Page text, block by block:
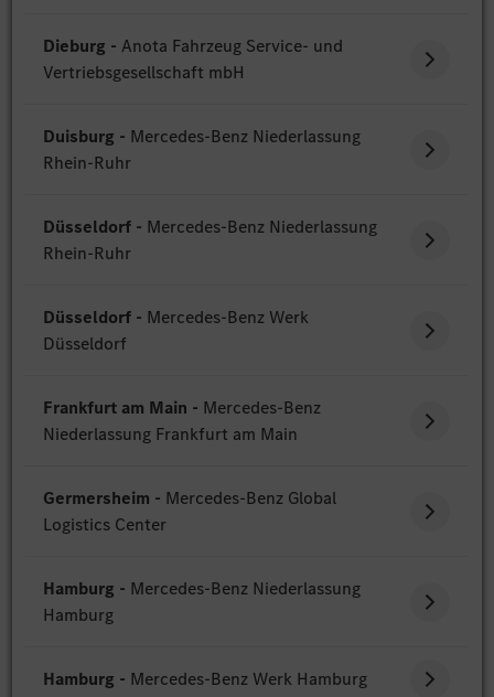
Dieburg -Anota Fahrzeug Service- und
Vertriebsgesellschaft mbH
Duisburg - Mercedes-Benz Niederlassung
Rhein-Ruhr
Düsseldorf - Mercedes-Benz Niederlassung
Rhein-Ruhr
Düsseldorf - Mercedes-Benz Werk
Düsseldorf
Frankfurt am Main - Mercedes-Benz
Niederlassung Frankfurt am Main
Germersheim - Mercedes-Benz Global
Logistics Center
Hamburg - Mercedes-Benz Niederlassung
Hamburg
Hamburg - Mercedes-Benz Werk Hamburg